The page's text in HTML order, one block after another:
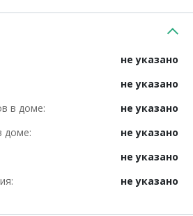
не указано
не указано
в доме:
не указано
доме:
не указано
не указано
не указано